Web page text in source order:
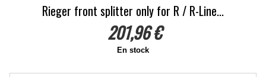
Rieger front splitter only for R / R-Line...
201,96 €
En stock